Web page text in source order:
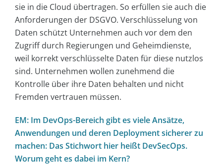
sie in die Cloud übertragen. So erfüllen sie auch die
Anforderungen der DSGVO. Verschlüsselung von
Daten schützt Unternehmen auch vor dem den
Zugriff durch Regierungen und Geheimdienste,
weil korrekt verschlüsselte Daten für diese nutzlos
sind. Unternehmen wollen zunehmend die
Kontrolle über ihre Daten behalten und nicht
Fremden vertrauen müssen.
EM: Im DevOps-Bereich gibt es viele Ansätze,
Anwendungen und deren Deployment sicherer zu
machen: Das Stichwort hier heißt DevSecOps.
Worum geht es dabei im Kern?